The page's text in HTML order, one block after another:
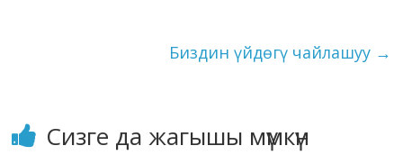
Биздин үйдөгү чайлашуу →
Сизге да жагышы мүмкүн